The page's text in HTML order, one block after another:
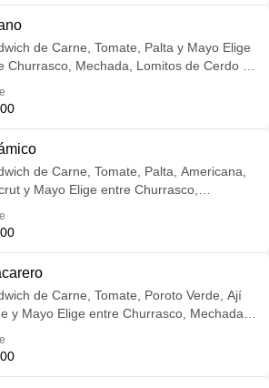
de Carne, Tomate, Palta y Mayo Elige
Churrasco, Mechada, Lomitos de Cerdo o
por Champiñones Salteados Incluye
de Carne, Tomate, Palta, Americana,
y Mayo Elige entre Churrasco,
Veggie: Reemplaza la Carne por
de Carne, Tomate, Poroto Verde, Ají
y Mayo Elige entre Churrasco, Mechada,
Reemplaza la Carne por Champiñones